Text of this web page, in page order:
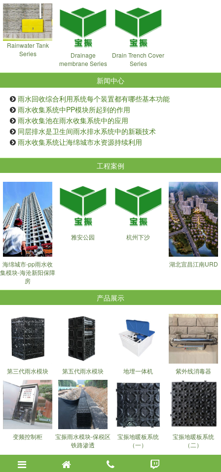
Rainwater Tank
Series
Drainage
membrane Series
Drain Trench Cover
Series
新闻中心
雨水回收综合利用系统每个装置都有哪些基本功能
雨水收集系统中PP模块所起到的作用
雨水收集池在雨水收集系统中的应用
同层排水是卫生间雨水排水系统中的新颖技术
雨水收集系统让海绵城市水资源持续利用
工程案例
海绵城市-pp雨水收
集模块-海沧新阳保障
房
雅安公园 杭州下沙
湖北宜昌江南URD
产品展示
第三代雨水模块 第五代雨水模块 地埋一体机 紫外线消毒器
变频控制柜
宝振雨水模块-保税区
铁路渗透
宝振地暖板系统
（一）
宝振地暖板系统
（二）